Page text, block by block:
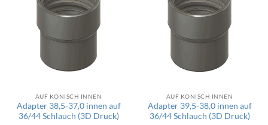
AUF KONISCH INNEN
Adapter 38,5-37,0 innen auf
36/44 Schlauch (3D Druck)
AUF KONISCH INNEN
Adapter 39,5-38,0 innen auf
36/44 Schlauch (3D Druck)